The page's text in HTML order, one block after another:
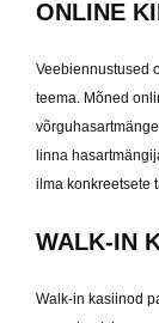
ONLINE
Veebiennustused
teema. Mõned
linna
ilma konkreetsete
WALK-IN
Walk-in kasiinod